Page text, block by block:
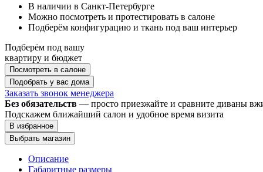
В наличии в Санкт-Петербурге
Можно посмотреть и протестировать в салоне
Подберём конфигурацию и ткань под ваш интерьер
Подберём под вашу
квартиру и бюджет
Посмотреть в салоне
Подобрать у вас дома
Заказать звонок менеджера
Без обязательств — просто приезжайте и сравните диваны
Подскажем ближайший салон и удобное время визита
В избранное
Выбрать магазин
Описание
Габаритные размеры